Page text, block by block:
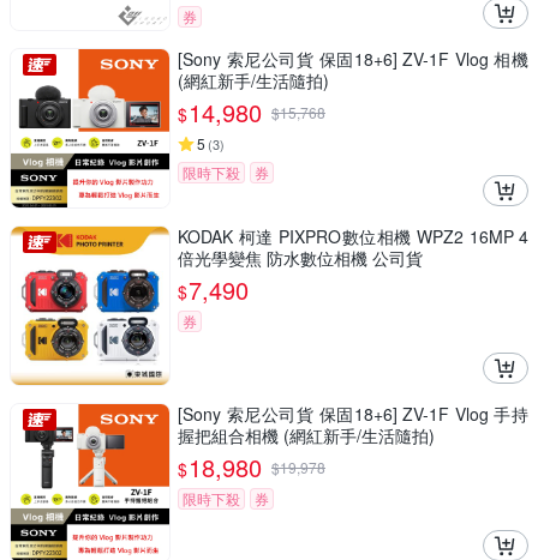
券
[Sony 索尼公司貨 保固18+6] ZV-1F Vlog 相機
(網紅新手/生活隨拍)
$14,980 $15,768
5 (3)
限時下殺 券
KODAK 柯達 PIXPRO數位相機 WPZ2 16MP 4
倍光學變焦 防水數位相機 公司貨
$7,490
券
[Sony 索尼公司貨 保固18+6] ZV-1F Vlog 手持
握把組合相機 (網紅新手/生活隨拍)
$18,980 $19,978
限時下殺
券